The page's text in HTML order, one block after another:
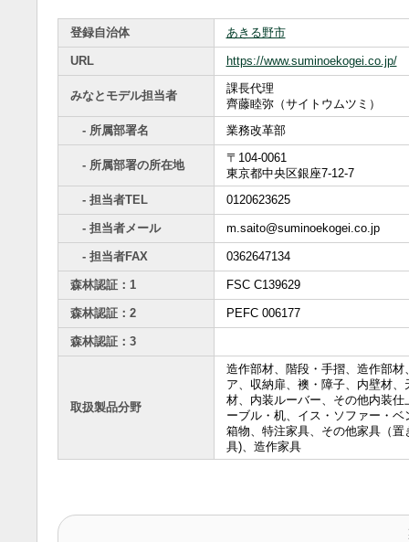
登録自治体 あきる野市
URL https://www.suminoekogei.co.jp/
みなとモデル担当者
課長代理
齊藤睦弥（サイトウムツミ）
- 所属部署名
業務改革部
- 所属部署の所在地
〒104-0061
東京都中央区銀座7-12-7
- 担当者TEL
0120623625
- 担当者メール m.saito@suminoekogei.co.jp
- 担当者FAX 0362647134
森林認証：1 FSC C139629
森林認証：2 PEFC 006177
森林認証：3
取扱製品分野
造作部材、階段・手摺、造作部材
ア、収納扉、襖・障子、内壁材、
材、内装ルーバー、その他内装仕
ーブル・机、イス・ソファー・ベ
箱物、特注家具、その他家具（置
具)、造作家具